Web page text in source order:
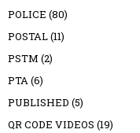
POLICE (80)
POSTAL(11)
PSTM (2)
PTA(6)
PUBLISHED (5)
QR CODE VIDEOS (19)